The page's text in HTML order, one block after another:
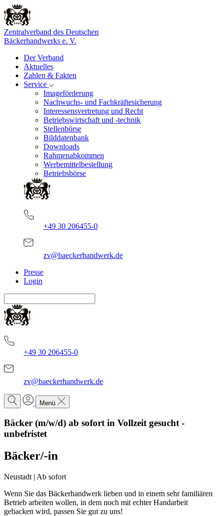
Zentralverband des Deutschen
Bäckerhandwerks e. V.
Der Verband
Aktuelles
Zahlen & Fakten
Service
Imageförderung
Nachwuchs- und Fachkräftesicherung
Interessensvertretung und Recht
Betriebswirtschaft und -technik
Stellenbörse
Bilddatenbank
Downloads
Rahmenabkommen
Werbemittelbestellung
Betriebsbörse
+49 30 206455-0
zv@baeckerhandwerk.de
Presse
Login
+49 30 206455-0
zv@baeckerhandwerk.de
Menü
Bäcker (m/w/d) ab sofort in Vollzeit gesucht -
unbefristet
Bäcker/-in
Neustadt | Ab sofort
Wenn Sie das Bäckerhandwerk lieben und in einem sehr familiären
Betrieb arbeiten wollen, in dem noch mit echter Handarbeit
gebacken wird, passen Sie gut zu uns!